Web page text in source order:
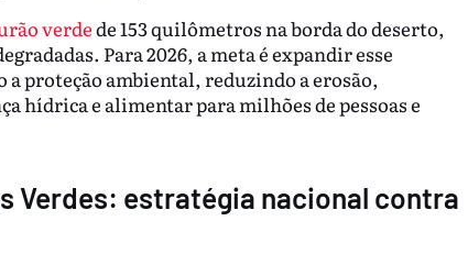
verdede 153 quilômetros na borda do deserto,
Para 2026, a meta é expandir esse
proteção ambiental, reduzindo a erosão,
hídrica e alimentar para milhões de pessoas e
Verdes: estratégia nacional contra